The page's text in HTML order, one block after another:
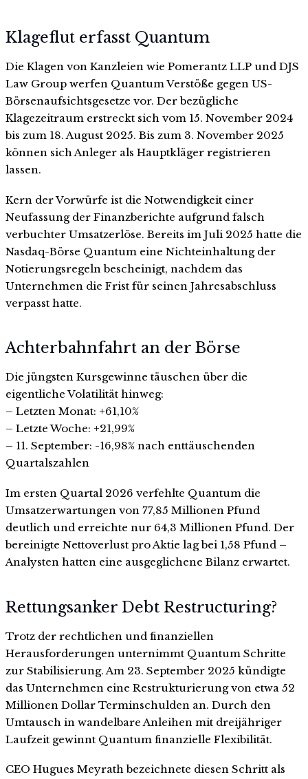
Klageflut erfasst Quantum
Die Klagen von Kanzleien wie Pomerantz LLP und DJS
Law Group werfen Quantum Verstöße gegen US-
Börsenaufsichtsgesetze vor. Der bezügliche
Klagezeitraum erstreckt sich vom 15. November 2024
bis zum 18. August 2025. Bis zum 3. November 2025
können sich Anleger als Hauptkläger registrieren
lassen.
Kern der Vorwürfe ist die Notwendigkeit einer
Neufassung der Finanzberichte aufgrund falsch
verbuchter Umsatzerlöse. Bereits im Juli 2025 hatte die
Nasdaq-Börse Quantum eine Nichteinhaltung der
Notierungsregeln bescheinigt, nachdem das
Unternehmen die Frist für seinen Jahresabschluss
verpasst hatte.
Achterbahnfahrt an der Börse
Die jüngsten Kursgewinne täuschen über die
eigentliche Volatilität hinweg:
– Letzten Monat: +61,10%
– Letzte Woche: +21,99%
– 11. September: -16,98% nach enttäuschenden
Quartalszahlen
Im ersten Quartal 2026 verfehlte Quantum die
Umsatzerwartungen von 77,85 Millionen Pfund
deutlich und erreichte nur 64,3 Millionen Pfund. Der
bereinigte Nettoverlust pro Aktie lag bei 1,58 Pfund –
Analysten hatten eine ausgeglichene Bilanz erwartet.
Rettungsanker Debt Restructuring?
Trotz der rechtlichen und finanziellen
Herausforderungen unternimmt Quantum Schritte
zur Stabilisierung. Am 23. September 2025 kündigte
das Unternehmen eine Restrukturierung von etwa 52
Millionen Dollar Terminschulden an. Durch den
Umtausch in wandelbare Anleihen mit dreijähriger
Laufzeit gewinnt Quantum finanzielle Flexibilität.
CEO Hugues Meyrath bezeichnete diesen Schritt als